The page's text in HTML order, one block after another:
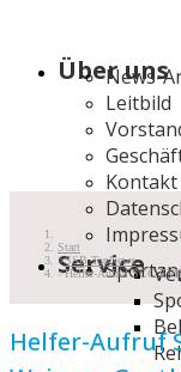
Über uns
News-
Leitbild
Kontakt
Service
Start
SSB TopNews
Helfer-Aufruf SCC
Helfer-Aufruf